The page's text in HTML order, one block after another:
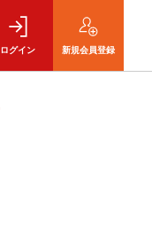
ログイン 新規会員登録